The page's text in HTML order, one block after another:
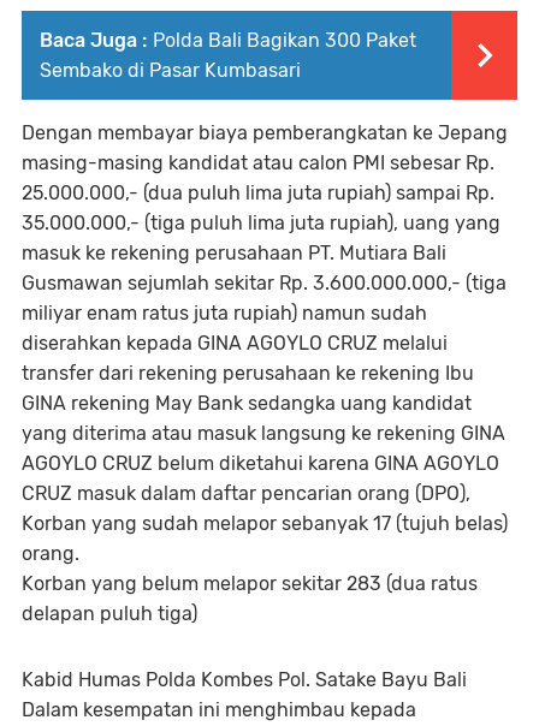
Baca Juga : Polda Bali Bagikan 300 Paket
Sembako di Pasar Kumbasari
Dengan membayar biaya pemberangkatan ke Jepang
masing-masing kandidat atau calon PMI sebesar Rp.
25.000.000,- (dua puluh lima juta rupiah) sampai Rp.
35.000.000,- (tiga puluh lima juta rupiah), uang yang
masuk ke rekening perusahaan PT. Mutiara Bali
Gusmawan sejumlah sekitar Rp. 3.600.000.000,- (tiga
miliyar enam ratus juta rupiah) namun sudah
diserahkan kepada GINA AGOYLO CRUZ melalui
transfer dari rekening perusahaan ke rekening Ibu
GINA rekening May Bank sedangka uang kandidat
yang diterima atau masuk langsung ke rekening GINA
AGOYLO CRUZ belum diketahui karena GINA AGOYLO
CRUZ masuk dalam daftar pencarian orang (DPO),
Korban yang sudah melapor sebanyak 17 (tujuh belas)
orang.
Korban yang belum melapor sekitar 283 (dua ratus
delapan puluh tiga)
Kabid Humas Polda Kombes Pol. Satake Bayu Bali
Dalam kesempatan ini menghimbau kepada